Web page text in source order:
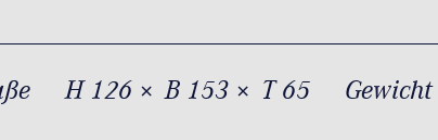
H 126 × B 153 × T 65 Gewicht